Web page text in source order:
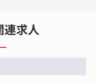
連求人